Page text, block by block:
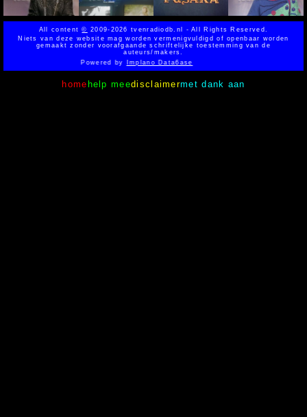
All content© 2009-2026 tvenradiodb.nl - All Rights Reserved.
Niets van deze website mag worden vermenigvuldigd of openbaar worden
gemaakt zonder voorafgaande schriftelijke toestemming van de
auteurs/makers.
Powered byImplano Data6ase
home help meedisclaimermet dank aan